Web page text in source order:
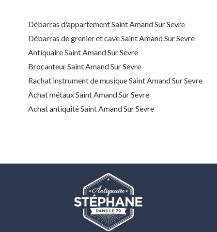
Débarras d'appartement Saint Amand Sur Sevre
Débarras de grenier et cave Saint Amand Sur Sevre
Antiquaire Saint Amand Sur Sevre
Brocanteur Saint Amand Sur Sevre
Rachat instrument de musique Saint Amand Sur Sevre
Achat métaux Saint Amand Sur Sevre
Achat antiquité Saint Amand Sur Sevre